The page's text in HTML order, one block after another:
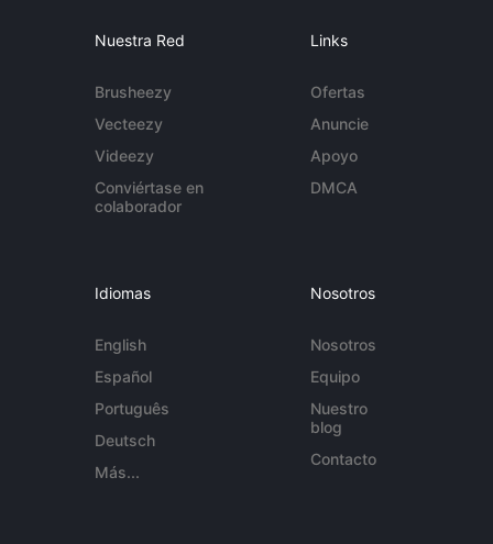
Nuestra Red
Brusheezy
Vecteezy
Videezy
Conviértase en
colaborador
Links
Ofertas
Anuncie
Apoyo
DMCA
Idiomas
English
Español
Português
Deutsch
Más...
Nosotros
Nosotros
Equipo
Nuestro
blog
Contacto